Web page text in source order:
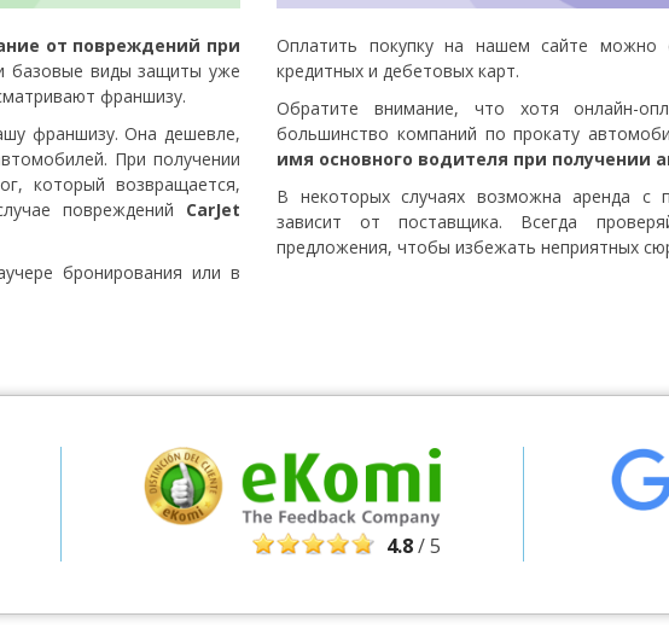
Лучшие сбережения
Получите доступ к эксклюзивным
предложениям партнёров
Войти с помощью eLink
от повреждений при
базовые виды защиты уже
франшизу.
франшизу. Она дешевле,
При получении
который возвращается,
повреждений CarJet
бронирования или в
Оплатить покупку на нашем сайте
кредитных и дебетовых карт.
Обратите внимание, что хотя онлайн-
большинство компаний по прокату
имя основного водителя при получении
В некоторых случаях возможна аренда
зависит от поставщика. Всегда
предложения, чтобы избежать неприятных
4.8/ 5